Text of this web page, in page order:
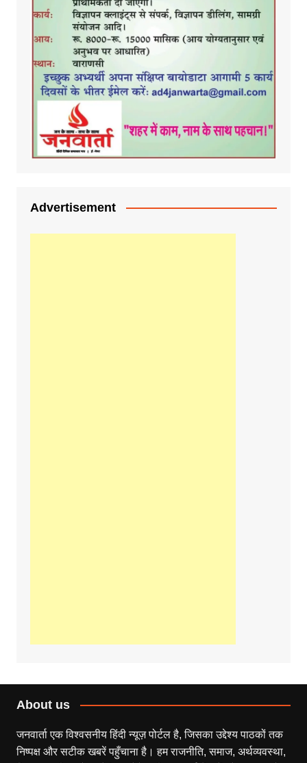
Advertisement
About us
जनवार्ता एक विश्वसनीय हिंदी न्यूज़ पोर्टल है, जिसका उद्देश्य पाठकों तक
निष्पक्ष और सटीक खबरें पहुँचाना है। हम राजनीति, समाज, अर्थव्यवस्था,